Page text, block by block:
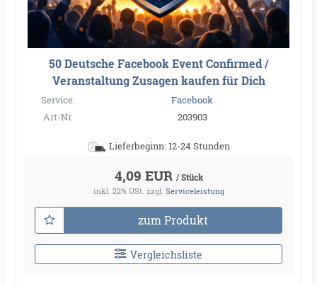
50 Deutsche Facebook Event Confirmed /
Veranstaltung Zusagen kaufen für Dich
Service:
Facebook
Art-Nr.
203903
Lieferbeginn: 12-24 Stunden
4,09 EUR / Stück
inkl. 22% USt. zzgl. Serviceleistung
zum Produkt
Vergleichsliste